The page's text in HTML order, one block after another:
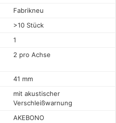
Fabrikneu
>10 Stück
1
2 pro Achse
41 mm
mit akustischer
Verschleißwarnung
AKEBONO